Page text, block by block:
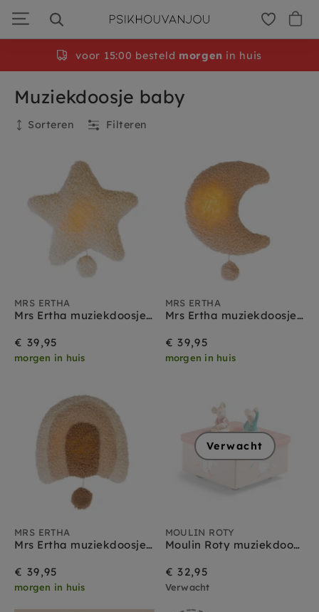
door
naar
Muziekdoosje baby
Sorteren Filteren
Filteren
MRS ERTHA
Mrs Ertha muziekdoosje met licht Star
€ 39,95
morgen in huis
MRS ERTHA
Mrs Ertha muziekdoosje met licht Moon
€ 39,95
morgen in huis
MRS ERTHA
Mrs Ertha muziekdoosje met licht rainbow
€ 39,95
morgen in huis
Verwacht
MOULIN ROTY
Moulin Roty muziekdoos Petite école
€ 32,95
Verwacht
voor 15:00 besteld morgen in huis